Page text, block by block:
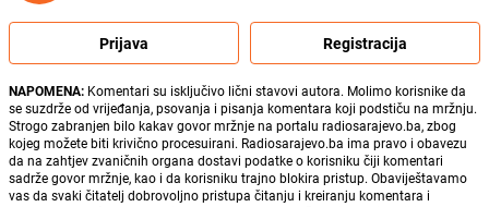
Prijava Registracija
NAPOMENA: Komentari su isključivo lični stavovi autora. Molimo korisnike da
se suzdrže od vrijeđanja, psovanja i pisanja komentara koji podstiču na mržnju.
Strogo zabranjen bilo kakav govor mržnje na portalu radiosarajevo.ba, zbog
kojeg možete biti krivično procesuirani. Radiosarajevo.ba ima pravo i obavezu
da na zahtjev zvaničnih organa dostavi podatke o korisniku čiji komentari
sadrže govor mržnje, kao i da korisniku trajno blokira pristup. Obaviještavamo
vas da svaki čitatelj dobrovoljno pristupa čitanju i kreiranju komentara i